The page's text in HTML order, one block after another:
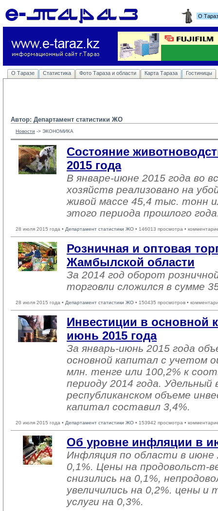
О
О Таразе Статистика Фото Тараза и области Карта Тараза Гостиницы
Автор: Департамент статистики ЖО
Новости -> ЭКОНОМИКА
Состояние
2015 года
В январе-июне 2015 года во
хозяйств реализовано на
живой массе 45,4 тыс. тонн
этого периода прошлого
28 июля 2015 года • Департамент статистики ЖО • 146013 просмотра •
Розничная и оптовая
Жамбылской области
За 2014 год оборот
торговли сложился в сумме
28 июля 2015 года • Департамент статистики ЖО • 150435 просмотров •
Инвестиции в основной
июнь 2015 года
За январь-июнь 2015 года
основной капитал с учетом
млн. тенге или 100,2% к
периоду 2014 года. Удельный
республиканском объеме
капитал составил 3,4%.
20 июля 2015 года • Департамент статистики ЖО • 153942 просмотра •
Об уровне инфляции в
Инфляция по области в июне
0,1%. Цены на продовольст-
снизились на 0,1%,
увеличились на 0,2%. цены
услуги на 0,3%.